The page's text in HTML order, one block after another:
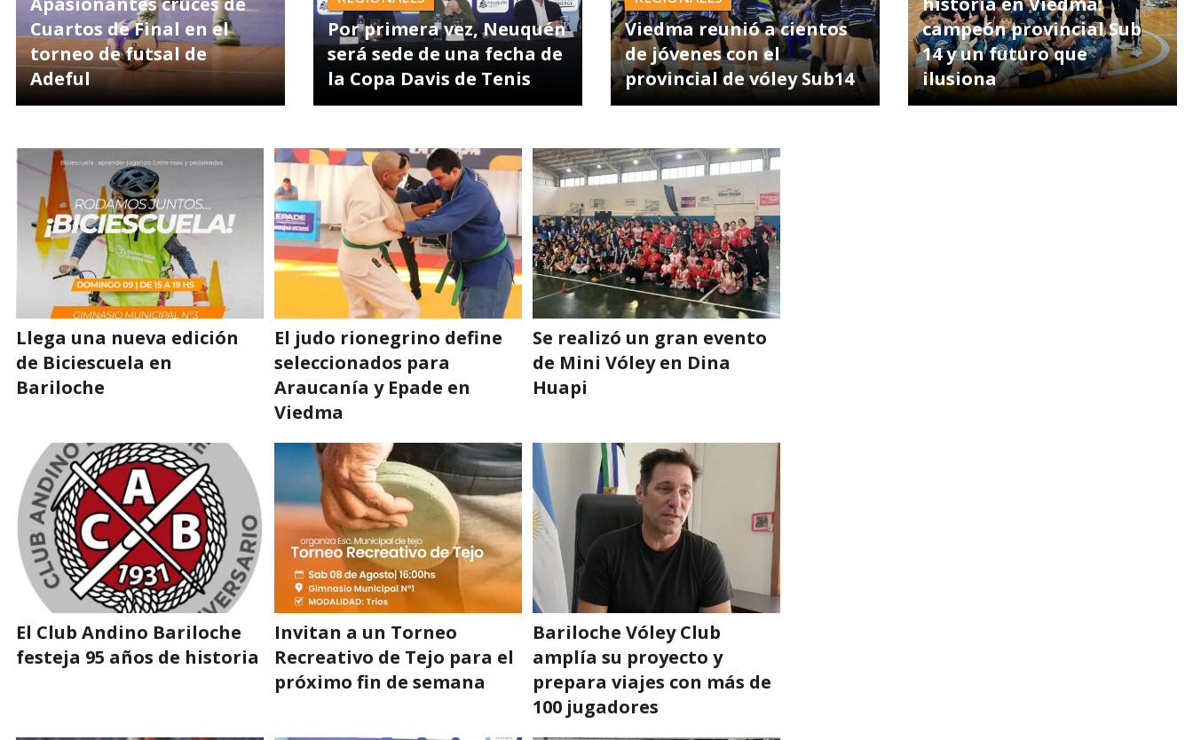
Cuartos de Final en el
torneo de futsal de
Adeful
Por primera vez, Neuquén
será sede de una fecha de
la Copa Davis de Tenis
Viedma reunió a cientos
de jóvenes con el
provincial de vóley Sub14
campeón provincial Sub
14 y un futuro que
ilusiona
Llega una nueva edición
de Biciescuela en
Bariloche
El judo rionegrino define
seleccionados para
Araucanía y Epade en
Viedma
Se realizó un gran evento
de Mini Vóley en Dina
Huapi
El Club Andino Bariloche
festeja 95 años de historia
Invitan a un Torneo
Recreativo de Tejo para el
próximo fin de semana
Bariloche Vóley Club
amplía su proyecto y
prepara viajes con más de
100 jugadores